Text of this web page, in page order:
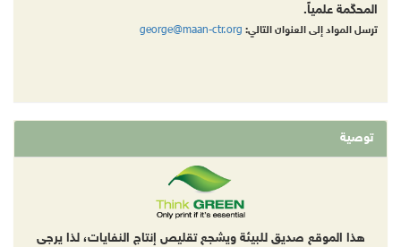
المحكّمة علمياً.
ترسل المواد إلى العنوان التالي: george@maan-ctr.org
توصية
هذا الموقع صديق للبيئة ويشجع تقليص إنتاج النفايات، لذا يرجى